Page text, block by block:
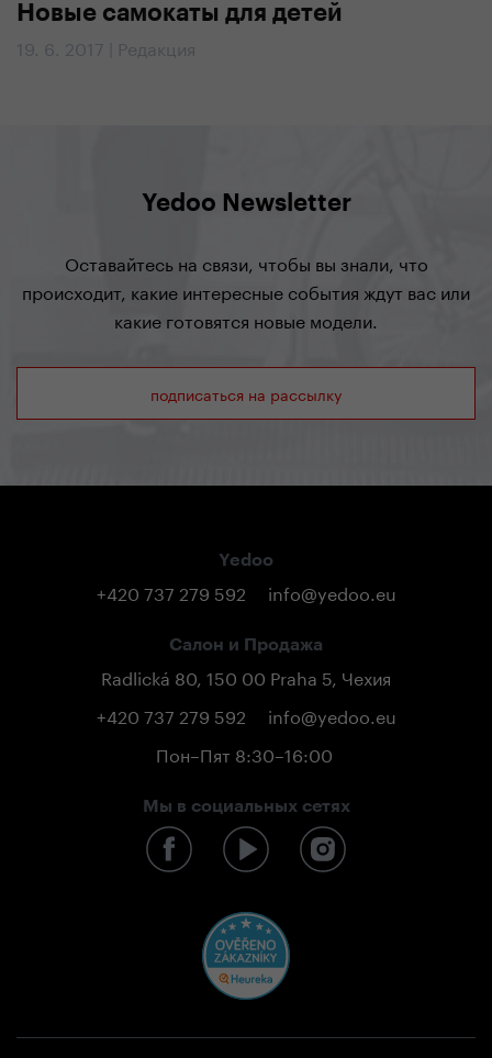
Новые самокаты для детей
19. 6. 2017 | Редакция
Yedoo Newsletter
Оставайтесь на связи, чтобы вы знали, что
происходит, какие интересные события ждут вас или
какие готовятся новые модели.
подписаться на рассылку
Yedoo
+420 737 279 592 info@yedoo.eu
Салон и Продажа
Radlická 80, 150 00 Praha 5, Чехия
+420 737 279 592
info@yedoo.eu
Пон–Пят 8:30–16:00
Мы в социальных сетях